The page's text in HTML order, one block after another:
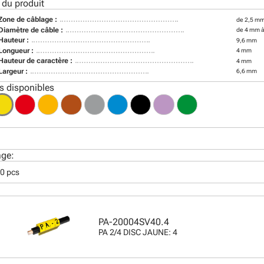
produit
de câblage : de 2,5
de câble : de 4 mm
: 9,6 mm
: 4 mm
de caractère : 4 mm
: 6,6 mm
disponibles
pcs
PA-20004SV40.4
PA 2/4 DISC JAUNE: 4